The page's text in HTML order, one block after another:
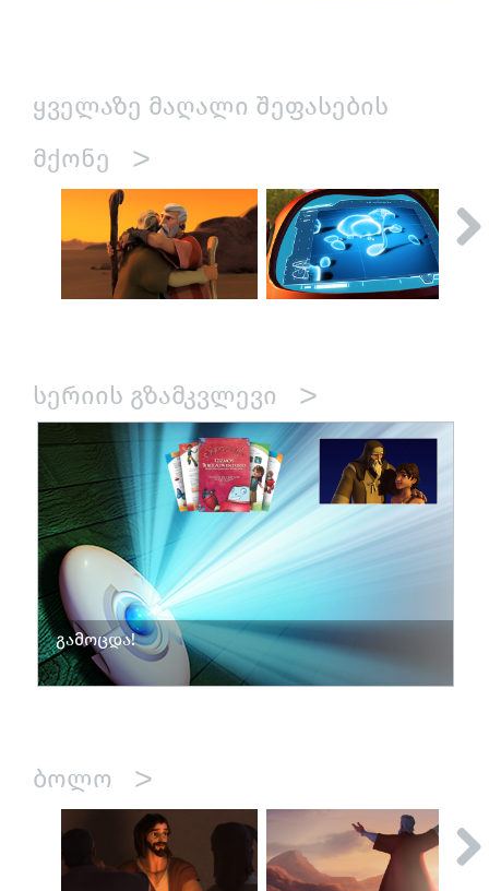
ᲧᲕᲔᲚᲐᲖᲔ ᲛᲐᲦᲐᲚᲘ ᲨᲔᲤᲐᲡᲔᲑᲘᲡ
ᲛᲥᲝᲜᲔ
>
ᲡᲔᲠᲘᲘᲡ ᲒᲖᲐᲛᲙᲕᲚᲔᲕᲘ >
გამოცდა!
ᲑᲝᲚᲝ >